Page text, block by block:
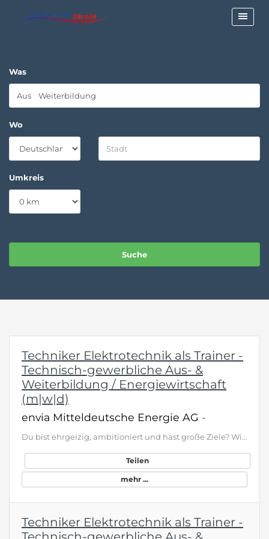
Was
Wo
Umkreis
Techniker Elektrotechnik als Trainer -
Technisch-gewerbliche Aus- &
Weiterbildung / Energiewirtschaft
(m|w|d)
envia Mitteldeutsche Energie AG -
Du bist ehrgeizig, ambitioniert und hast große Ziele? Wir auch! MITNETZ STROM ist der größte regionale Verteilernetzbetreiber in Mitteldeutschland. Wir sorgen Tag und Nacht für eine sichere Stromversorgung und machen unser Netz fit für die Energiezukunft. Sei auch du dabei! Deine Leidenschaft ist die Ausbildung junger Menschen? Für den Standort Halle (Saale) suchen wir dich als engagierten Trainer für die technisch-gewerbliche Aus- und Weiterbildung. Gemeinsam mit einem erfahrenen Team begleite…
Teilen
mehr ...
Techniker Elektrotechnik als Trainer -